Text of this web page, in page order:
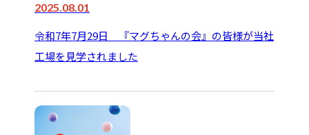
2025.08.01
令和7年7月29日 『マグちゃんの会』の皆様が当社
工場を見学されました